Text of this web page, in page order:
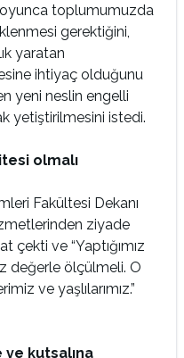
toplumumuzda
gerektiğini,
yaratan
ihtiyaç olduğunu
yeni neslin engelli
yetiştirilmesini istedi.
olmalı
Fakültesi Dekanı
ziyade
çekti ve “Yaptığımız
değerle ölçülmeli. O
ve yaşlılarımız.”
ve kutsalına